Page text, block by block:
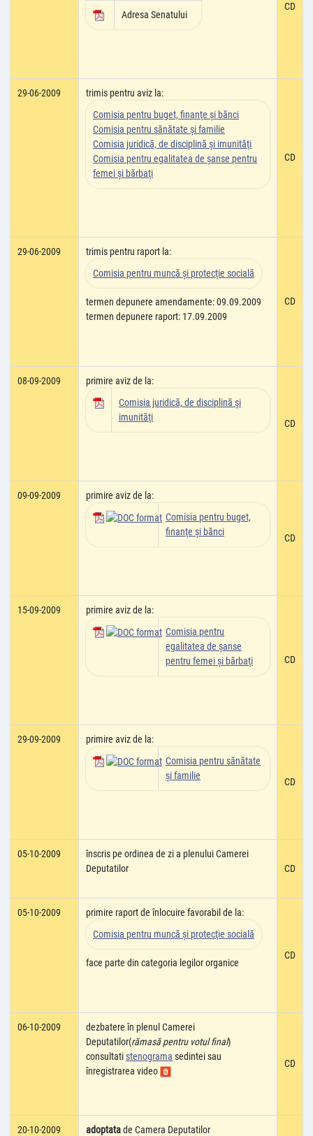
Adresa Senatului
CD
29-06-2009
trimis pentru aviz la:
Comisia pentru buget, finanţe şi bănci
Comisia pentru sănătate şi familie
Comisia juridică, de disciplină şi imunităţi
Comisia pentru egalitatea de şanse pentru
femei şi bărbaţi
CD
29-06-2009
trimis pentru raport la:
Comisia pentru muncă şi protecţie socială
termen depunere amendamente: 09.09.2009
termen depunere raport: 17.09.2009
CD
08-09-2009
primire aviz de la:
Comisia juridică, de disciplină şi
imunităţi
CD
09-09-2009
primire aviz de la:
Comisia pentru buget,
finanţe şi bănci
CD
15-09-2009
primire aviz de la:
Comisia pentru
egalitatea de şanse
pentru femei şi bărbaţi
CD
29-09-2009
primire aviz de la:
Comisia pentru sănătate
şi familie
CD
05-10-2009
înscris pe ordinea de zi a plenului Camerei
Deputatilor
CD
05-10-2009
primire raport de înlocuire favorabil de la:
Comisia pentru muncă şi protecţie socială
face parte din categoria legilor organice
CD
06-10-2009
dezbatere în plenul Camerei
Deputatilor(rămasă pentru votul final)
consultatistenograma sedintei sau
înregistrarea video
CD
20-10-2009 adoptatade Camera Deputatilor